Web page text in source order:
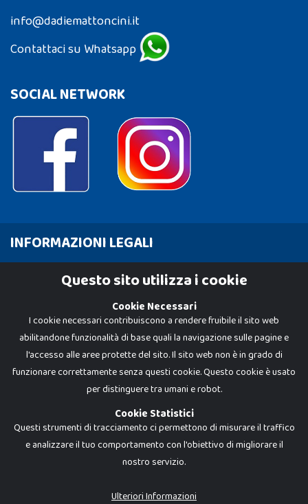
info@dadiemattoncini.it
Contattaci su Whatsapp
SOCIAL NETWORK
INFORMAZIONI LEGALI
Cookie Policy
Dadi e Mattoncini è un brand di Giocabene Srl. Ogni riproduzione o utilizzo non
I prezzi e le promozioni pubblicate potrebbero differire da quanto esposto in
Questo sito utilizza i cookie
Cookie Necessari
I cookie necessari contribuiscono a rendere fruibile il sito web
abilitandone funzionalità di base quali la navigazione sulle pagine e
l'accesso alle aree protette del sito. Il sito web non è in grado di
funzionare correttamente senza questi cookie. Questo cookie è usato
per distinguere tra umani e robot.
Cookie Statistici
Questi strumenti di tracciamento ci permettono di misurare il traffico
e analizzare il tuo comportamento con l'obiettivo di migliorare il
nostro servizio.
Ulteriori Informazioni